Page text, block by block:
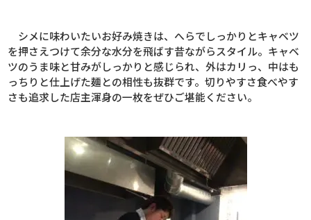
シメに味わいたいお好み焼きは、へらでしっかりとキャベツ
を押さえつけて余分な水分を飛ばす昔ながらスタイル。キャベ
ツのうま味と甘みがしっかりと感じられ、外はカリっ、中はも
っちりと仕上げた麺との相性も抜群です。切りやすさ食べやす
さも追求した店主渾身の一枚をぜひご堪能ください。